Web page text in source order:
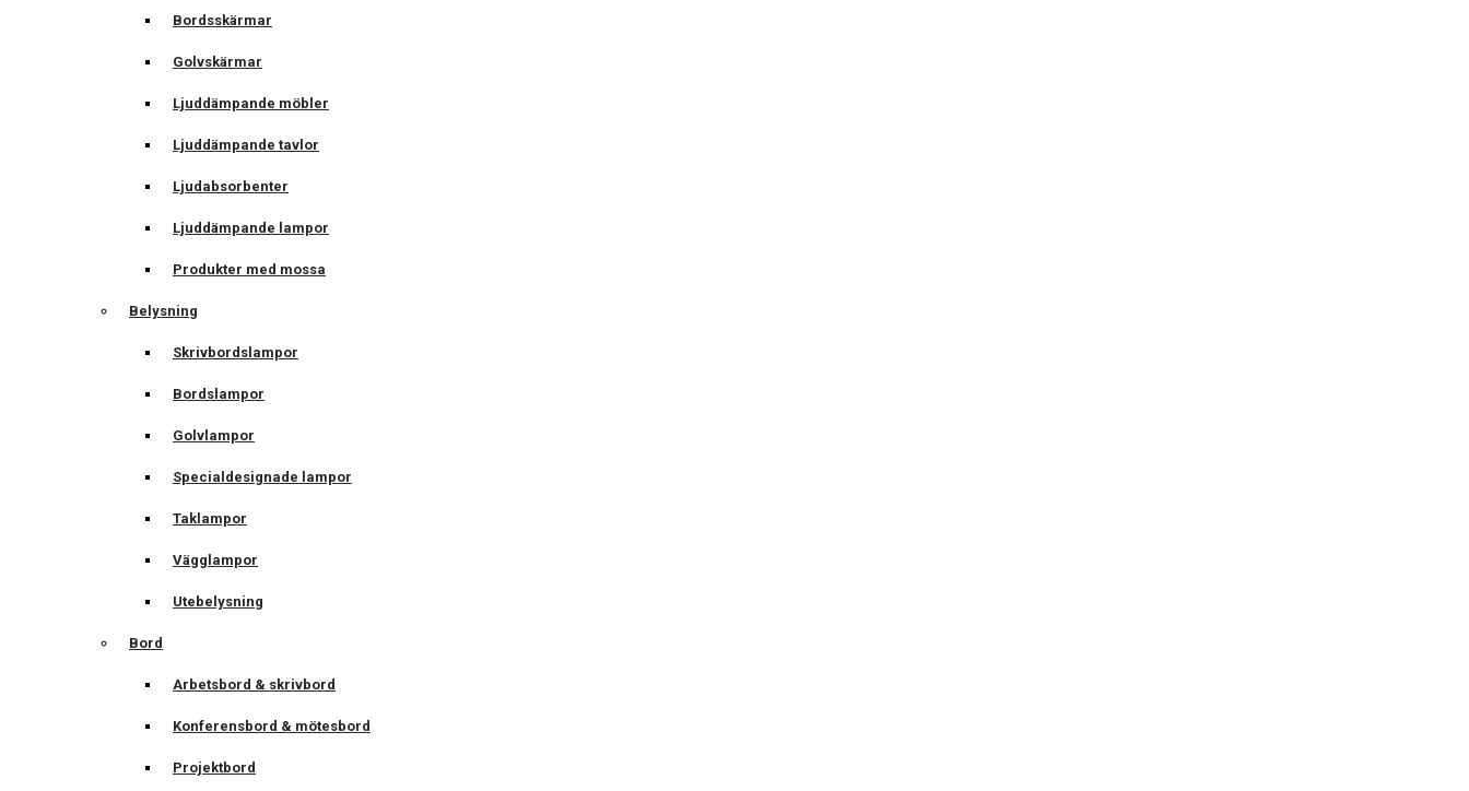
Bordsskärmar
Golvskärmar
Ljuddämpande möbler
Ljuddämpande tavlor
Ljudabsorbenter
Ljuddämpande lampor
Produkter med mossa
Belysning
Skrivbordslampor
Bordslampor
Golvlampor
Specialdesignade lampor
Taklampor
Vägglampor
Utebelysning
Bord
Arbetsbord & skrivbord
Konferensbord & mötesbord
Projektbord